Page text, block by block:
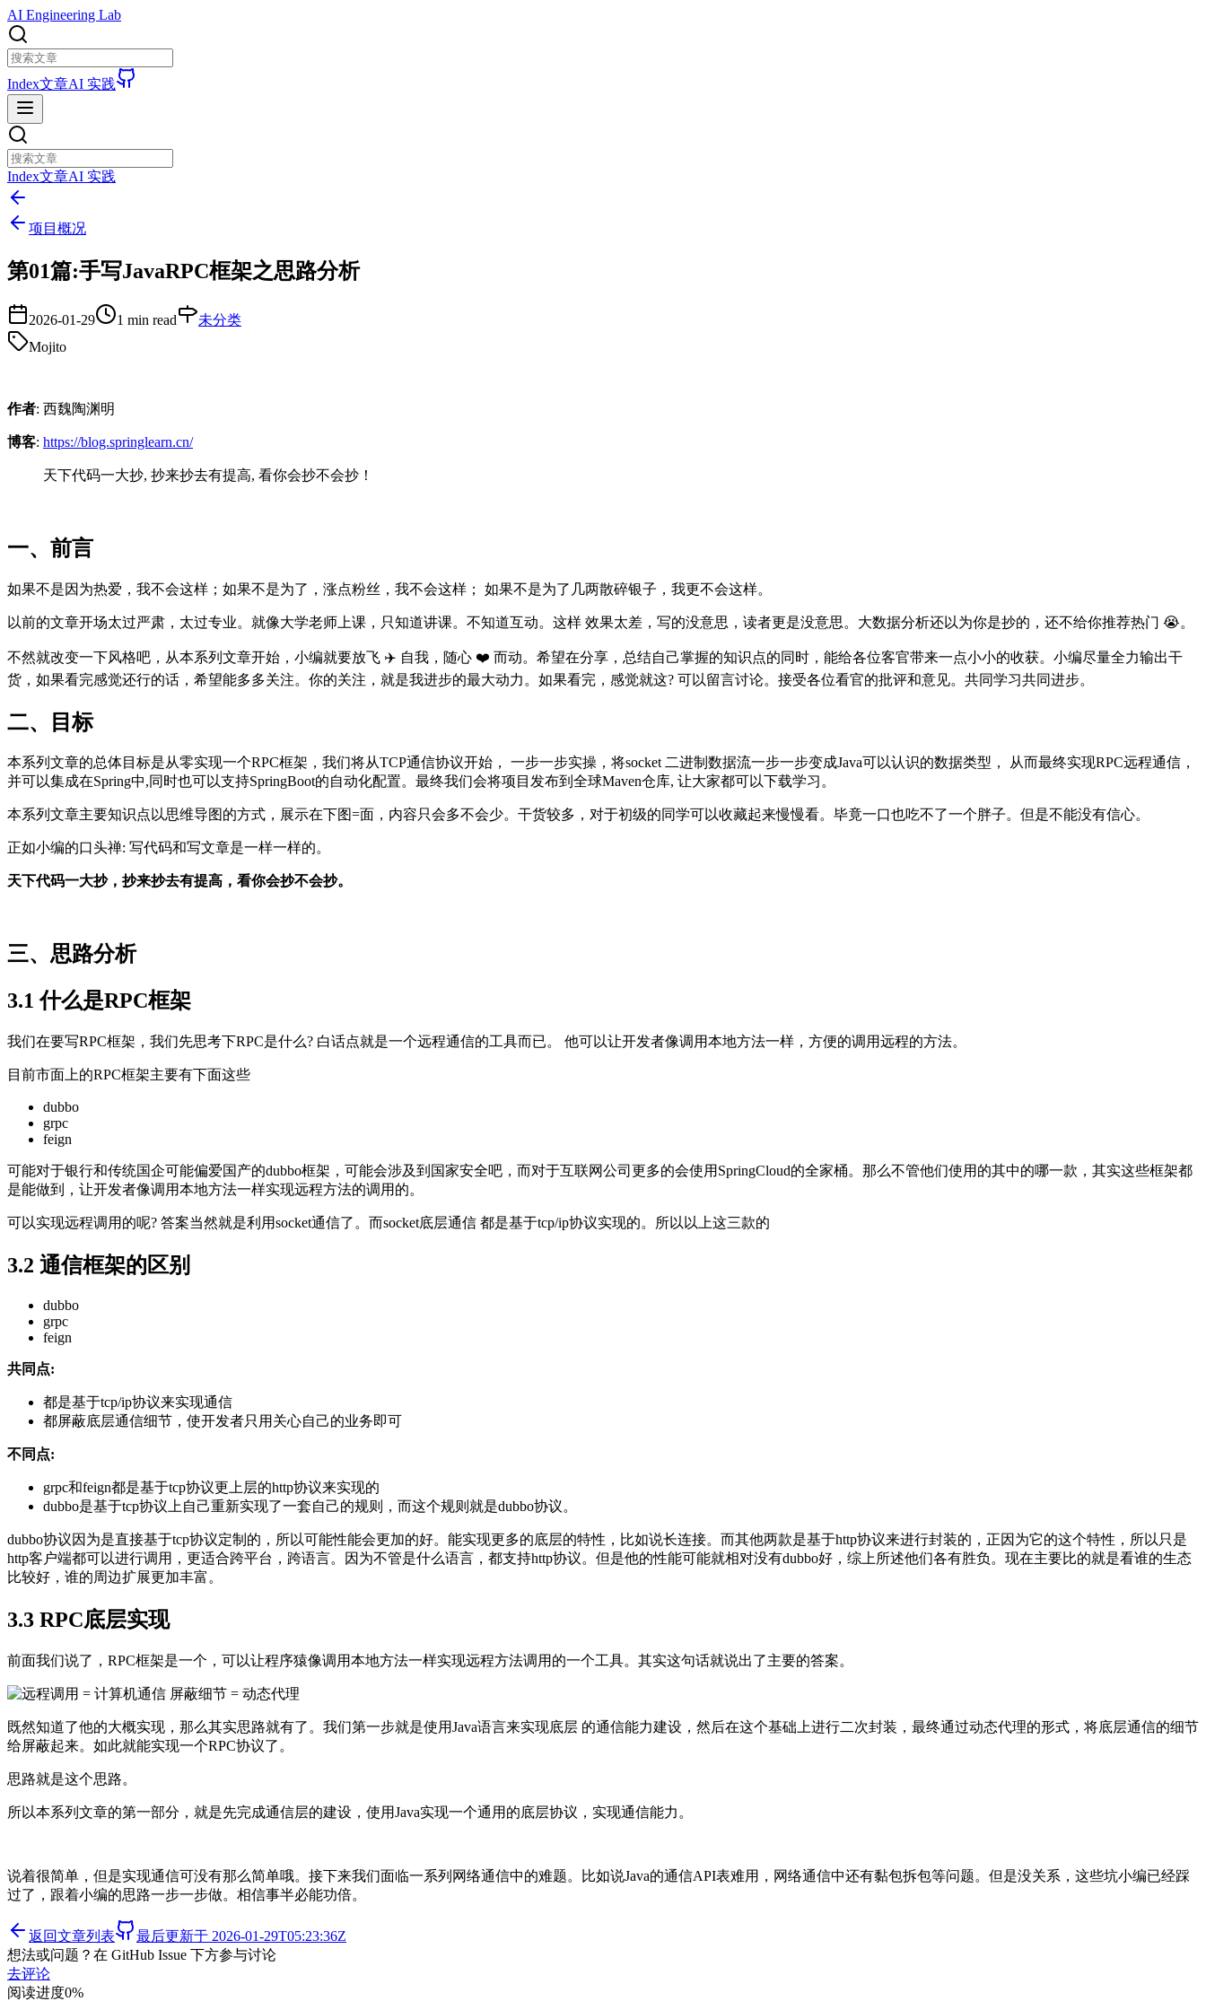
AI Engineering Lab
Index文章AI 实践
Index文章AI 实践
项目概况
第01篇:手写JavaRPC框架之思路分析
2026-01-29 1 min read
未分类
Mojito
作者: 西魏陶渊明
博客: https://blog.springlearn.cn/
天下代码一大抄, 抄来抄去有提高, 看你会抄不会抄！
一、前言
如果不是因为热爱，我不会这样；如果不是为了，涨点粉丝，我不会这样； 如果不是为了几两散碎银子，我更不会这样。
以前的文章开场太过严肃，太过专业。就像大学老师上课，只知道讲课。不知道互动。这样 效果太差，写的没意思，读者更是没意思。大数据分析还以为你是抄的，还不给你推荐热门 😭。
不然就改变一下风格吧，从本系列文章开始，小编就要放飞 ✈️ 自我，随心 ❤️ 而动。希望在分享，总结自己掌握的知识点的同时，能给各位客官带来一点小小的收获。小编尽量全力输出干
货，如果看完感觉还行的话，希望能多多关注。你的关注，就是我进步的最大动力。如果看完，感觉就这? 可以留言讨论。接受各位看官的批评和意见。共同学习共同进步。
二、目标
本系列文章的总体目标是从零实现一个RPC框架，我们将从TCP通信协议开始， 一步一步实操，将socket 二进制数据流一步一步变成Java可以认识的数据类型， 从而最终实现RPC远程通信，
并可以集成在Spring中,同时也可以支持SpringBoot的自动化配置。最终我们会将项目发布到全球Maven仓库, 让大家都可以下载学习。
本系列文章主要知识点以思维导图的方式，展示在下图=面，内容只会多不会少。干货较多，对于初级的同学可以收藏起来慢慢看。毕竟一口也吃不了一个胖子。但是不能没有信心。
正如小编的口头禅: 写代码和写文章是一样一样的。
天下代码一大抄，抄来抄去有提高，看你会抄不会抄。
三、思路分析
3.1 什么是RPC框架
我们在要写RPC框架，我们先思考下RPC是什么? 白话点就是一个远程通信的工具而已。 他可以让开发者像调用本地方法一样，方便的调用远程的方法。
目前市面上的RPC框架主要有下面这些
dubbo
grpc
feign
可能对于银行和传统国企可能偏爱国产的dubbo框架，可能会涉及到国家安全吧，而对于互联网公司更多的会使用SpringCloud的全家桶。那么不管他们使用的其中的哪一款，其实这些框架都
是能做到，让开发者像调用本地方法一样实现远程方法的调用的。
可以实现远程调用的呢? 答案当然就是利用socket通信了。而socket底层通信 都是基于tcp/ip协议实现的。所以以上这三款的
3.2 通信框架的区别
dubbo
grpc
feign
共同点:
都是基于tcp/ip协议来实现通信
都屏蔽底层通信细节，使开发者只用关心自己的业务即可
不同点:
grpc和feign都是基于tcp协议更上层的http协议来实现的
dubbo是基于tcp协议上自己重新实现了一套自己的规则，而这个规则就是dubbo协议。
dubbo协议因为是直接基于tcp协议定制的，所以可能性能会更加的好。能实现更多的底层的特性，比如说长连接。而其他两款是基于http协议来进行封装的，正因为它的这个特性，所以只是
http客户端都可以进行调用，更适合跨平台，跨语言。因为不管是什么语言，都支持http协议。但是他的性能可能就相对没有dubbo好，综上所述他们各有胜负。现在主要比的就是看谁的生态
比较好，谁的周边扩展更加丰富。
3.3 RPC底层实现
前面我们说了，RPC框架是一个，可以让程序猿像调用本地方法一样实现远程方法调用的一个工具。其实这句话就说出了主要的答案。
既然知道了他的大概实现，那么其实思路就有了。我们第一步就是使用Java语言来实现底层 的通信能力建设，然后在这个基础上进行二次封装，最终通过动态代理的形式，将底层通信的细节
给屏蔽起来。如此就能实现一个RPC协议了。
思路就是这个思路。
所以本系列文章的第一部分，就是先完成通信层的建设，使用Java实现一个通用的底层协议，实现通信能力。
说着很简单，但是实现通信可没有那么简单哦。接下来我们面临一系列网络通信中的难题。比如说Java的通信API表难用，网络通信中还有黏包拆包等问题。但是没关系，这些坑小编已经踩
过了，跟着小编的思路一步一步做。相信事半必能功倍。
返回文章列表 最后更新于 2026-01-29T05:23:36Z
想法或问题？在 GitHub Issue 下方参与讨论
去评论
阅读进度0%